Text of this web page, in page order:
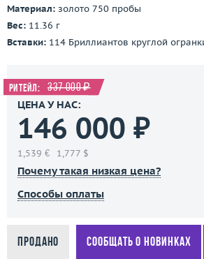
Материал: золото 750 пробы
Вес: 11.36 г
Вставки: 114 Бриллиантов круглой
Ритейл: 337 000 ₽
ЦЕНА У НАС:
146 000 ₽
1,539 € 1,777 $
Почему такая низкая цена?
Способы оплаты
Продано Сообщать о новинках